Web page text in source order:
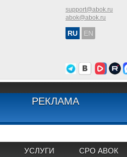
support@abok.ru
abok@abok.ru
RU EN
РЕКЛАМА
УСЛУГИ СРО АВОК